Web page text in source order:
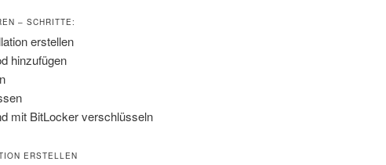
– SCHRITTE:
erstellen
hinzufügen
mit BitLocker verschlüsseln
ERSTELLEN